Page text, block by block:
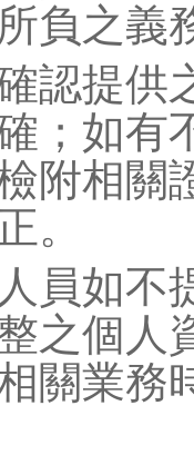
負之義
認提供
；如有
附相關
。
員如不
之個人
關業務